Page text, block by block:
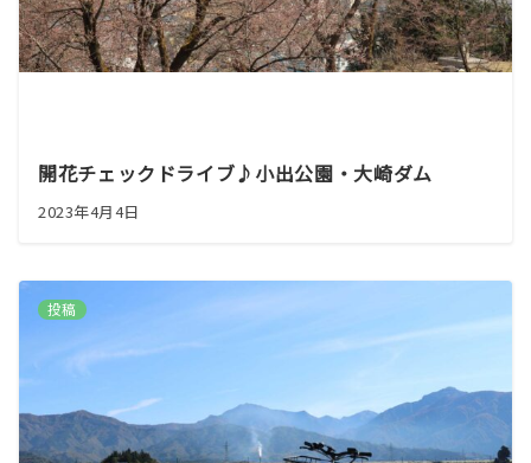
開花チェックドライブ♪小出公園・大崎ダム
2023年4月4日
投稿